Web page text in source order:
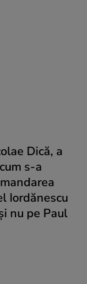
Dică, a
s-a
Iordănescu
nu pe Paul